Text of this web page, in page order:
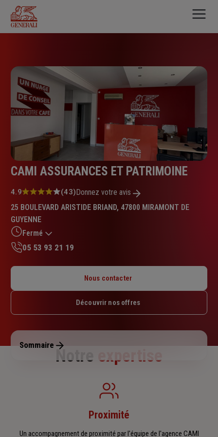
contenu
principal
CAMI ASSURANCES ET PATRIMOINE
Note
4.9
sur
5
étoiles
4.9 (43)Donnez votre avis
25 BOULEVARD ARISTIDE BRIAND, 47800 MIRAMONT DE
GUYENNE
Fermé
Mardi : 09h – 12h / 14h – 18h
Jeudi : 09h – 12h / 15h – 18h
Dimanche : Fermé
05 53 93 21 19
Nous contacter
Découvrir nos offres
Sommaire
Notre expertise
Proximité
Un accompagnement de proximité par l'équipe de l'agence CAMI